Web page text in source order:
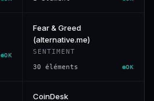
OK
Fear & Greed
(alternative.me)
SENTIMENT
30 éléments OK
CoinDesk